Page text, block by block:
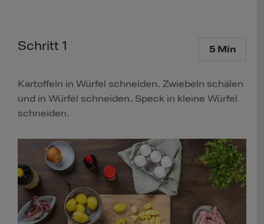
Schritt 1 5 Min
Kartoffeln in Würfel schneiden. Zwiebeln schälen
und in Würfel schneiden. Speck in kleine Würfel
schneiden.